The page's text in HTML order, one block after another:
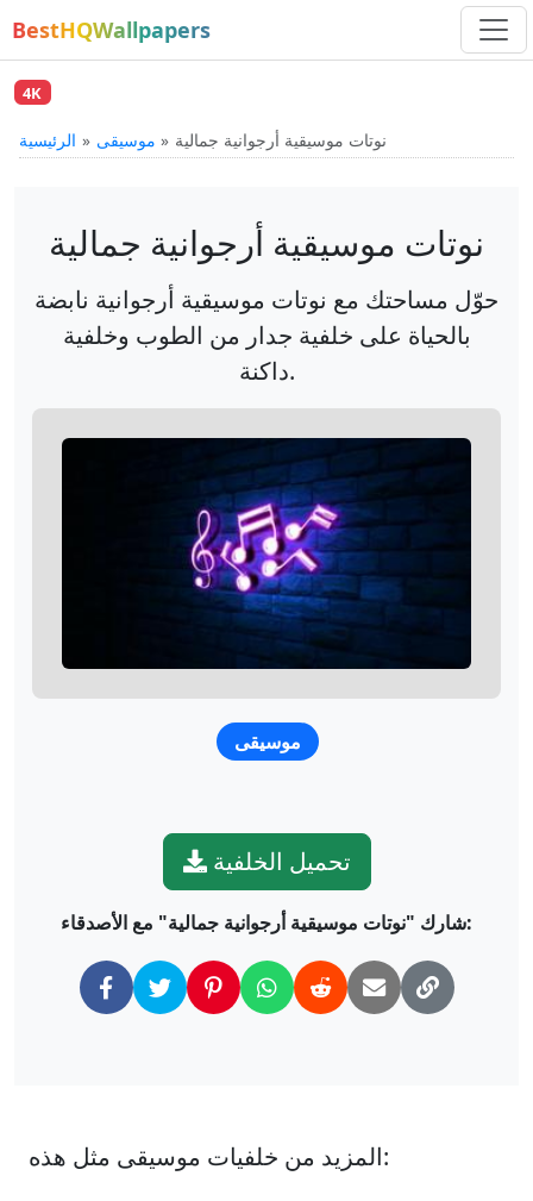
BestHQWallpapers
4K
الرئيسية موسيقى نوتات موسيقية أرجوانية جمالية
نوتات موسيقية أرجوانية جمالية
حوّل مساحتك مع نوتات موسيقية أرجوانية نابضة
بالحياة على خلفية جدار من الطوب وخلفية
داكنة.
موسيقى
تحميل الخلفية
شارك "نوتات موسيقية أرجوانية جمالية" مع الأصدقاء:
المزيد من خلفيات موسيقى مثل هذه: